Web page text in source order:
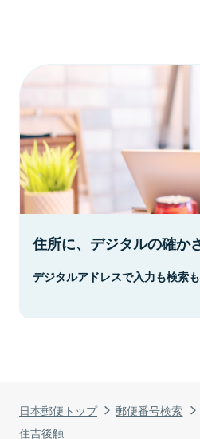
日本郵便トップ 郵便番号検索
住吉後触
住所に、デジタルの確か
デジタルアドレスで入力も検索も